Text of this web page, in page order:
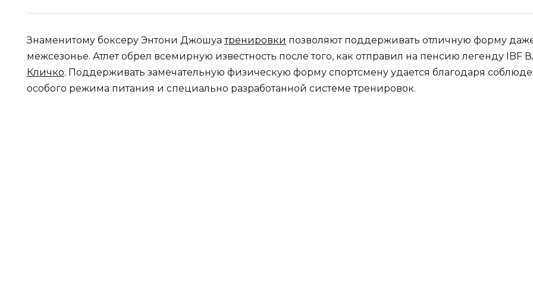
Знаменитому боксеру Энтони Джошуатренировки позволяют поддерживать отличную форму
межсезонье. Атлет обрел всемирную известность после того, как отправил на пенсию легенду IBF
Кличко. Поддерживать замечательную физическую форму спортсмену удается благодаря
особого режима питания и специально разработанной системе тренировок.